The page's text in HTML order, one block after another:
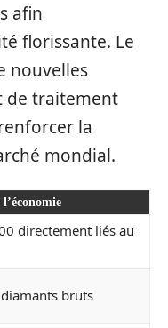
afin
florissante. Le
nouvelles
de traitement
la
mondial.
directement liés au
bruts